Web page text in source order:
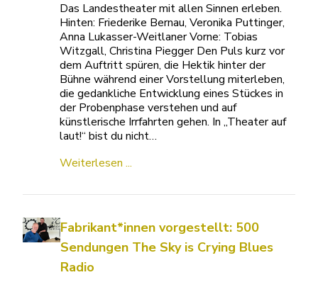
Das Landestheater mit allen Sinnen erleben.
Hinten: Friederike Bernau, Veronika Puttinger,
Anna Lukasser-Weitlaner Vorne: Tobias
Witzgall, Christina Piegger Den Puls kurz vor
dem Auftritt spüren, die Hektik hinter der
Bühne während einer Vorstellung miterleben,
die gedankliche Entwicklung eines Stückes in
der Probenphase verstehen und auf
künstlerische Irrfahrten gehen. In „Theater auf
laut!“ bist du nicht…
Weiterlesen ...
Fabrikant*innen vorgestellt: 500
Sendungen The Sky is Crying Blues
Radio